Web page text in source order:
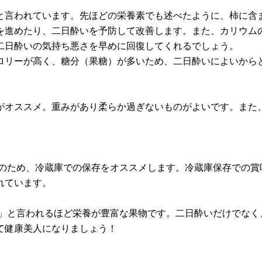
われています。先ほどの栄養素でも述べたように、柿に
めたり、二日酔いを予防して改善します。また、カリウ
酔いの気持ち悪さを早めに回復してくれるでしょう。
ーが高く、糖分（果糖）が多いため、二日酔いによいか
ススメ。重みがあり柔らか過ぎないものがよいです。ま
め、冷蔵庫での保存をオススメします。冷蔵庫保存での
います。
言われるほど栄養が豊富な果物です。二日酔いだけでな
康美人になりましょう！